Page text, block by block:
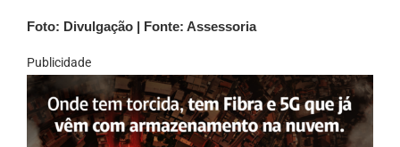
Foto: Divulgação | Fonte: Assessoria
Publicidade